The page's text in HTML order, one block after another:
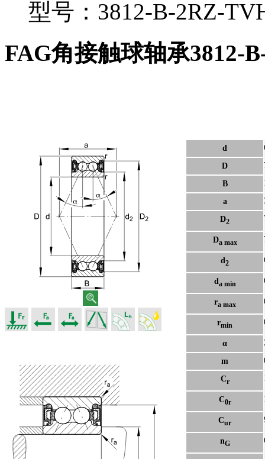
型号：3812-B-2RZ-
FAG角接触球轴承3812-
d
D
B
a
D2
Da max
d 2
da min
ra max
rmin
α
m
Cr
C0r
Cur
nG